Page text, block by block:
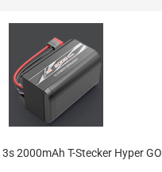
2000mAh T-Stecker Hyper GO